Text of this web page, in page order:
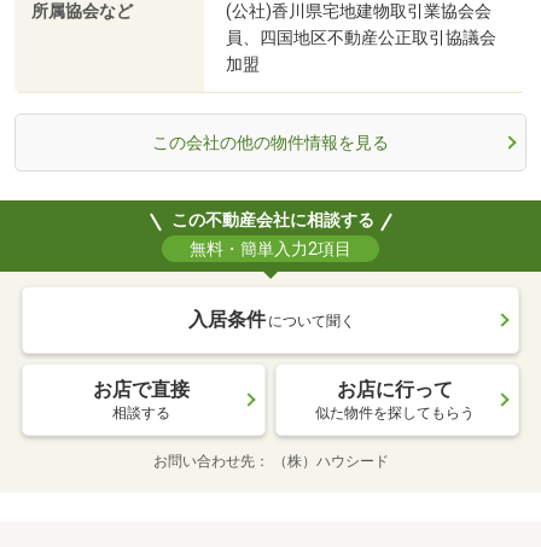
所属協会など
(公社)香川県宅地建物取引業協会会
員、四国地区不動産公正取引協議会
加盟
この会社の他の物件情報を見る
この不動産会社に相談する
無料・簡単入力2項目
入居条件 について聞く
お店で直接
相談する
お店に行って
似た物件を探してもらう
お問い合わせ先 （株）ハウシード